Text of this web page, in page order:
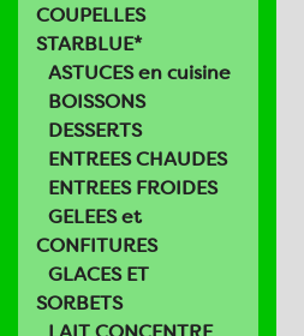
COUPELLES
STARBLUE*
ASTUCES en cuisine
BOISSONS
DESSERTS
ENTREES CHAUDES
ENTREES FROIDES
GELEES et
CONFITURES
GLACES ET
SORBETS